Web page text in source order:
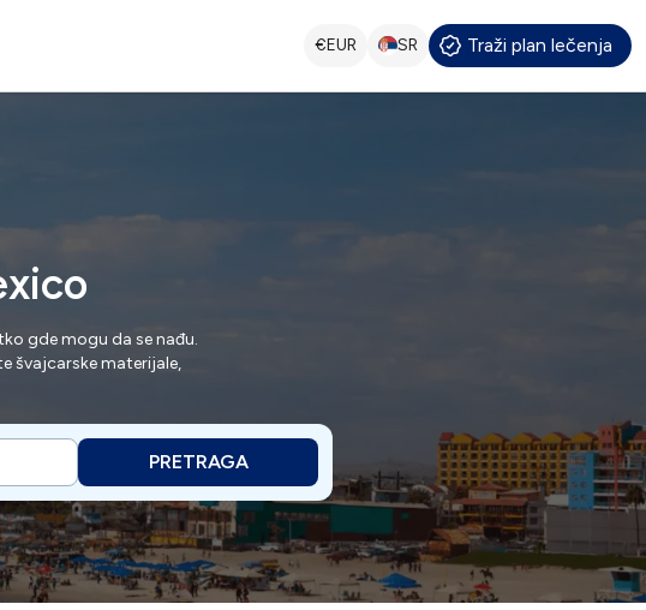
€EUR SR Traži plan lečenja
gde mogu da se nađu.
švajcarske materijale,
PRETRAGA